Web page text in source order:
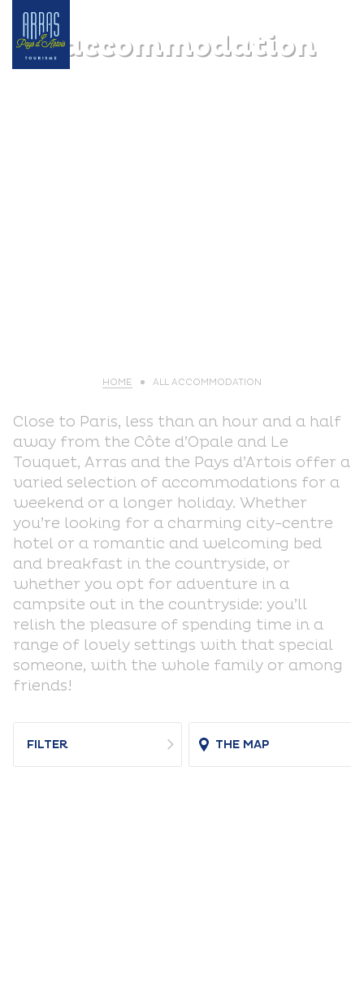
All accommodation
HOME ALL ACCOMMODATION
Close to Paris, less than an hour and a half
away from the Côte d’Opale and Le
Touquet, Arras and the Pays d’Artois offer a
varied selection of accommodations for a
weekend or a longer holiday. Whether
you’re looking for a charming city-centre
hotel or a romantic and welcoming bed
and breakfast in the countryside, or
whether you opt for adventure in a
campsite out in the countryside: you’ll
relish the pleasure of spending time in a
range of lovely settings with that special
someone, with the whole family or among
friends!
FILTER THE MAP